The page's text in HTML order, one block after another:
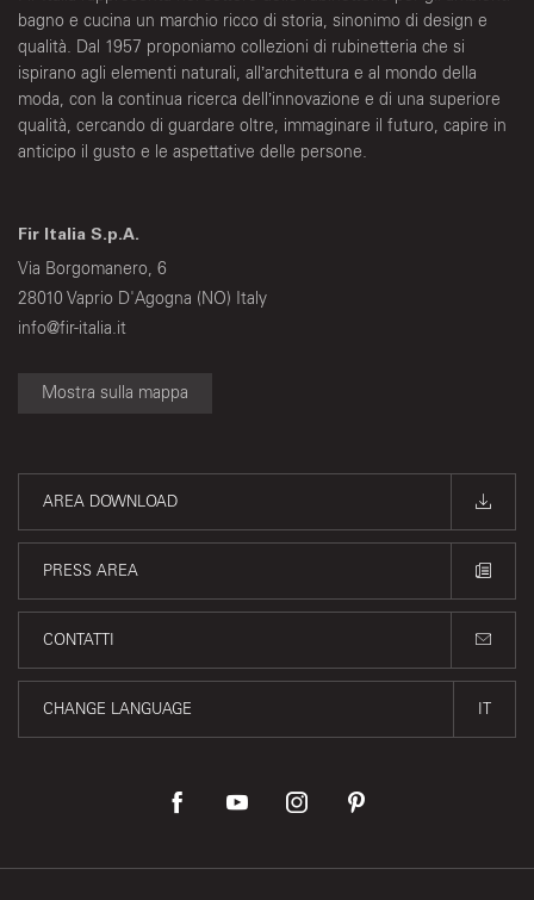
bagno e cucina un marchio ricco di storia, sinonimo di design e
qualità. Dal 1957 proponiamo collezioni di rubinetteria che si
ispirano agli elementi naturali, all’architettura e al mondo della
moda, con la continua ricerca dell’innovazione e di una superiore
qualità, cercando di guardare oltre, immaginare il futuro, capire in
anticipo il gusto e le aspettative delle persone.
Fir Italia S.p.A.
Via Borgomanero, 6
28010 Vaprio D'Agogna (NO) Italy
info@fir-italia.it
Mostra sulla mappa
AREA DOWNLOAD
PRESS AREA
CONTATTI
CHANGE LANGUAGE IT